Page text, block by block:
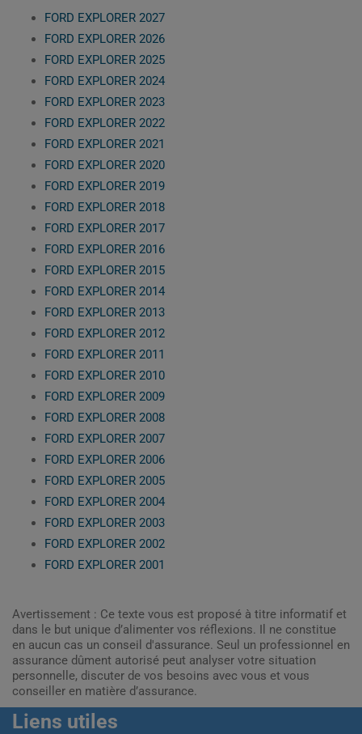
FORD EXPLORER 2027
FORD EXPLORER 2026
FORD EXPLORER 2025
FORD EXPLORER 2024
FORD EXPLORER 2023
FORD EXPLORER 2022
FORD EXPLORER 2021
FORD EXPLORER 2020
FORD EXPLORER 2019
FORD EXPLORER 2018
FORD EXPLORER 2017
FORD EXPLORER 2016
FORD EXPLORER 2015
FORD EXPLORER 2014
FORD EXPLORER 2013
FORD EXPLORER 2012
FORD EXPLORER 2011
FORD EXPLORER 2010
FORD EXPLORER 2009
FORD EXPLORER 2008
FORD EXPLORER 2007
FORD EXPLORER 2006
FORD EXPLORER 2005
FORD EXPLORER 2004
FORD EXPLORER 2003
FORD EXPLORER 2002
FORD EXPLORER 2001
Avertissement : Ce texte vous est proposé à titre informatif et
dans le but unique d’alimenter vos réflexions. Il ne constitue
en aucun cas un conseil d'assurance. Seul un professionnel en
assurance dûment autorisé peut analyser votre situation
personnelle, discuter de vos besoins avec vous et vous
conseiller en matière d’assurance.
Liens utiles